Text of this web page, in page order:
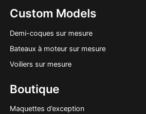
Custom Models
Demi-coques sur mesure
Bateaux à moteur sur mesure
Voiliers sur mesure
Boutique
Maquettes d’exception